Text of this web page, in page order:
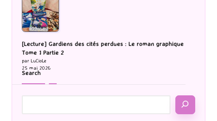
[Lecture] Gardiens des cités perdues : Le roman graphique
Tome 1 Partie 2
par LuCioLe
25 mai 2026
Search